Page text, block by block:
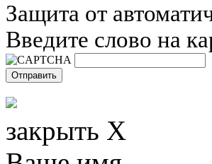
Защита от
Введите слово на
закрыть X